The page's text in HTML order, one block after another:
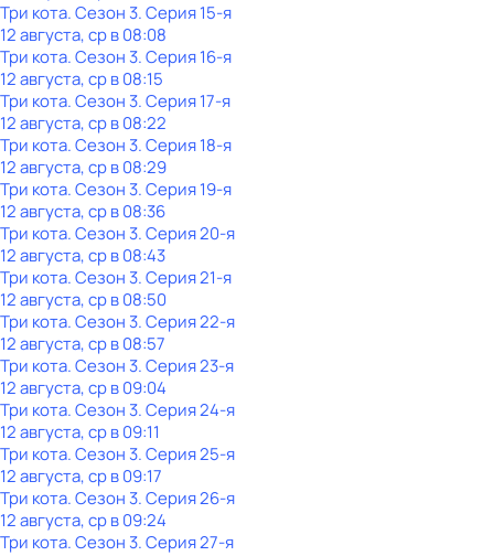
Три кота. Сезон 3. Серия 15-я
12 августа, ср в 08:08
Три кота. Сезон 3. Серия 16-я
12 августа, ср в 08:15
Три кота. Сезон 3. Серия 17-я
12 августа, ср в 08:22
Три кота. Сезон 3. Серия 18-я
12 августа, ср в 08:29
Три кота. Сезон 3. Серия 19-я
12 августа, ср в 08:36
Три кота. Сезон 3. Серия 20-я
12 августа, ср в 08:43
Три кота. Сезон 3. Серия 21-я
12 августа, ср в 08:50
Три кота. Сезон 3. Серия 22-я
12 августа, ср в 08:57
Три кота. Сезон 3. Серия 23-я
12 августа, ср в 09:04
Три кота. Сезон 3. Серия 24-я
12 августа, ср в 09:11
Три кота. Сезон 3. Серия 25-я
12 августа, ср в 09:17
Три кота. Сезон 3. Серия 26-я
12 августа, ср в 09:24
Три кота. Сезон 3. Серия 27-я